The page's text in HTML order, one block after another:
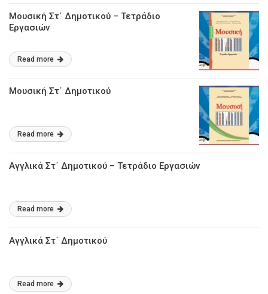
Μουσική Στ΄ Δημοτικού – Τετράδιο
Εργασιών
Read more
Μουσική Στ΄ Δημοτικού
Read more
Αγγλικά Στ΄ Δημοτικού – Τετράδιο Εργασιών
Read more
Αγγλικά Στ΄ Δημοτικού
Read more